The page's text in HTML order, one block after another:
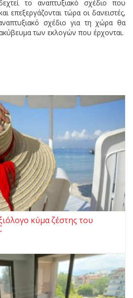
το αναπτυξιακό σχέδιο που
επεξεργάζονται τώρα οι δανειστές,
σχέδιο για τη χώρα θα
των εκλογών που έρχονται.
κύμα ζέστης του